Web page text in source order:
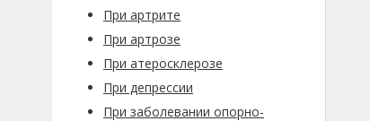
При артрите
При артрозе
При атеросклерозе
При депрессии
При заболевании опорно-